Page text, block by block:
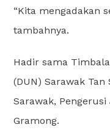
“Kita mengadakan
tambahnya.
Hadir sama
(DUN) Sarawak
Sarawak,
Gramong.